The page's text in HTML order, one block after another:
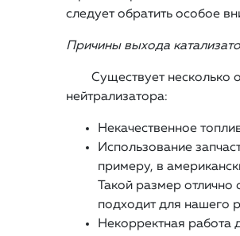
следует обратить особое
Причины выхода
Существует несколько
нейтрализатора:
Некачественное
Использование
примеру, в
Такой размер
подходит для нашего
Некорректная работа